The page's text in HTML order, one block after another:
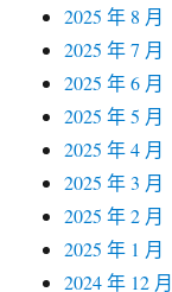
2025 年 8 月
2025 年 7 月
2025 年 6 月
2025 年 5 月
2025 年 4 月
2025 年 3 月
2025 年 2 月
2025 年 1 月
2024 年 12 月